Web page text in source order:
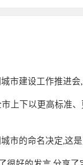
市建设工作推进会,
上下以更高标准
市的命名决定,这